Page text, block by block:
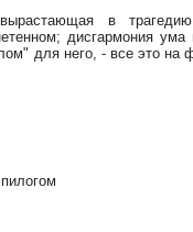
в трагедию
дисгармония ума
для него, - все это на